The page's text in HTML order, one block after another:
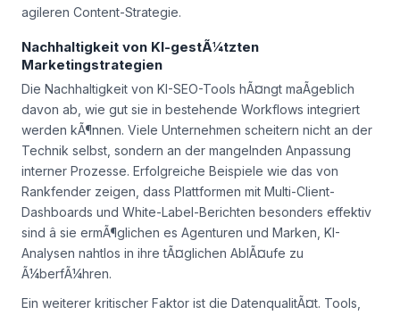
agileren Content-Strategie.
Nachhaltigkeit von KI-gestÃ¼tzten
Marketingstrategien
Die Nachhaltigkeit von KI-SEO-Tools hÃ¤ngt maÃgeblich
davon ab, wie gut sie in bestehende Workflows integriert
werden kÃ¶nnen. Viele Unternehmen scheitern nicht an der
Technik selbst, sondern an der mangelnden Anpassung
interner Prozesse. Erfolgreiche Beispiele wie das von
Rankfender zeigen, dass Plattformen mit Multi-Client-
Dashboards und White-Label-Berichten besonders effektiv
sind â sie ermÃ¶glichen es Agenturen und Marken, KI-
Analysen nahtlos in ihre tÃ¤glichen AblÃ¤ufe zu
Ã¼berfÃ¼hren.
Ein weiterer kritischer Faktor ist die DatenqualitÃ¤t. Tools,